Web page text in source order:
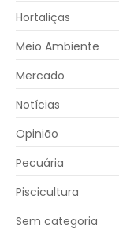
Hortaliças
Meio Ambiente
Mercado
Notícias
Opinião
Pecuária
Piscicultura
Sem categoria